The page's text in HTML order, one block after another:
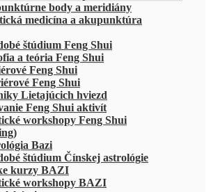
body a meridiány
medicína a akupunktúra
štúdium Feng Shui
a teória Feng Shui
Feng Shui
Feng Shui
Lietajúcich hviezd
Feng Shui aktivít
workshopy Feng Shui
Bazi
štúdium Čínskej astrológie
kurzy BAZI
workshopy BAZI